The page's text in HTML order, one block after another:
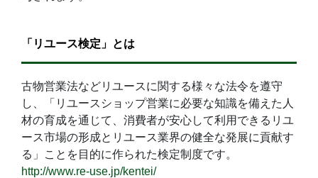
「リユース検定」とは
古物営業法などリユースに関する様々な法令を遵守
し、「リユースショップ営業に必要な知識を備えた人
材の育成を通じて、消費者が安心して利用できるリユ
ース市場の形成とリユース業界の健全な発展に貢献す
る」ことを目的に作られた検定制度です。
http://www.re-use.jp/kentei/